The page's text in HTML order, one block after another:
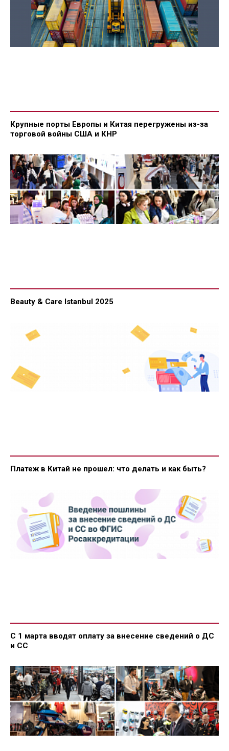
Крупные порты Европы и Китая перегружены из-за
торговой войны США и КНР
Beauty & Care Istanbul 2025
Платеж в Китай не прошел: что делать и как быть?
С 1 марта вводят оплату за внесение сведений о ДС
и СС